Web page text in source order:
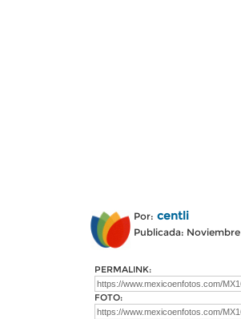
Por: centli
Publicada: Noviembre
PERMALINK:
FOTO: